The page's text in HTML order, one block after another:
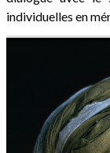
individuelles en